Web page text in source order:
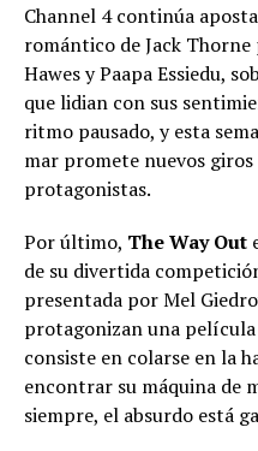
Channel 4 continúa
romántico de Jack
Hawes y Paapa Essiedu,
que lidian con sus
ritmo pausado, y esta
mar promete nuevos
protagonistas.
Por último, The Way Out
de su divertida
presentada por Mel
protagonizan una
consiste en colarse en la
encontrar su máquina de
siempre, el absurdo está